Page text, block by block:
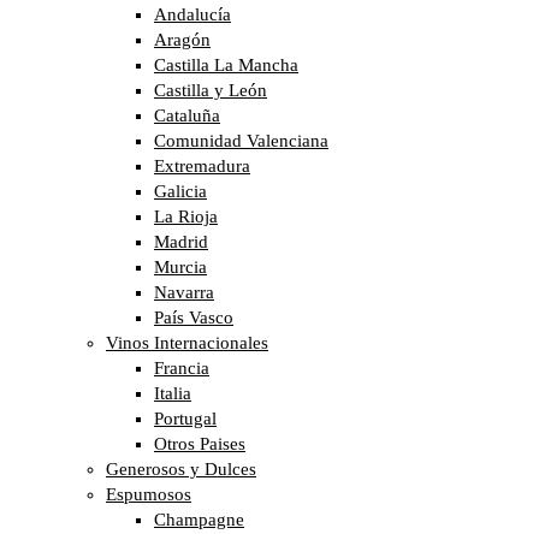
Andalucía
Aragón
Castilla La Mancha
Castilla y León
Cataluña
Comunidad Valenciana
Extremadura
Galicia
La Rioja
Madrid
Murcia
Navarra
País Vasco
Vinos Internacionales
Francia
Italia
Portugal
Otros Paises
Generosos y Dulces
Espumosos
Champagne